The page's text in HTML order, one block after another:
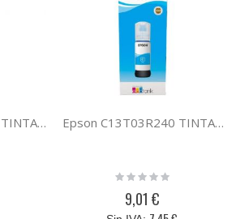
Epson C13T03R340 TINTA MAGENTA 102 ECOTANK Epson C13T03R240 TINTA CIAN 102 ECOTANK
Rating:
9,01 €